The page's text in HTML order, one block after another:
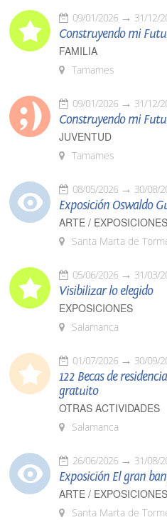
09/01/2026 31/12/
Construyendo mi
FAMILIA
Tamames
09/01/2026 31/12/
Construyendo mi
JUVENTUD
Tamames
08/05/2026 30/08/
Exposición Oswaldo
ARTE / EXPOSICIONES
Santa Marta de
05/06/2026 31/03/
Visibilizar lo elegido
EXPOSICIONES
Salamanca
01/07/2026 30/09/
122 Becas de
gratuito
OTRAS ACTIVIDADES
Salamanca
26/06/2026 31/08/
Exposición El gran
ARTE / EXPOSICIONES
Santa Marta de